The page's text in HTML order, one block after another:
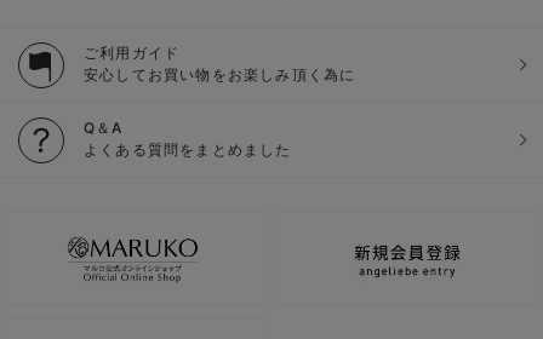
ご利用ガイド
安心してお買い物をお楽しみ頂く為に
Q＆A
よくある質問をまとめました